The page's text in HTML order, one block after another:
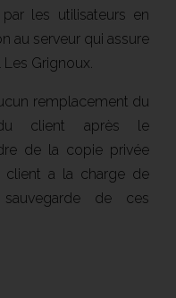
les utilisateurs en
au serveur qui assure
Grignoux.
remplacement du
client après le
de la copie privée
client a la charge de
de ces